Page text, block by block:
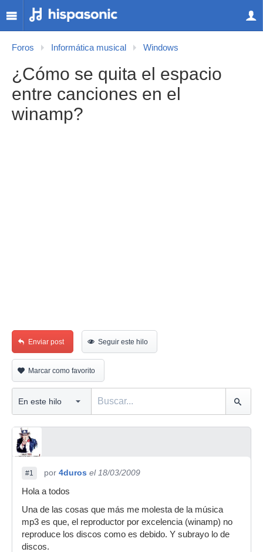
Foros Informática musical Windows
¿Cómo se quita el espacio
entre canciones en el
winamp?
Enviar post Seguir este hilo
Marcar como favorito
#1 por 4duros el 18/03/2009
Hola a todos
Una de las cosas que más me molesta de la música
mp3 es que, el reproductor por excelencia (winamp) no
reproduce los discos como es debido. Y subrayo lo de
discos.